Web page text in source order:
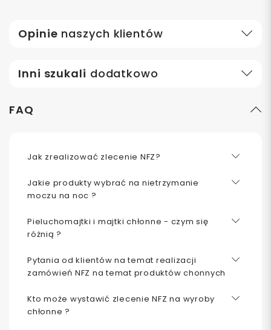
Opinie naszych klientów
Inni szukali dodatkowo
FAQ
Jak zrealizować zlecenie NFZ?
Jakie produkty wybrać na nietrzymanie
moczu na noc ?
Pieluchomajtki i majtki chłonne - czym się
różnią ?
Pytania od klientów na temat realizacji
zamówień NFZ na temat produktów chonnych
Kto może wystawić zlecenie NFZ na wyroby
chłonne ?